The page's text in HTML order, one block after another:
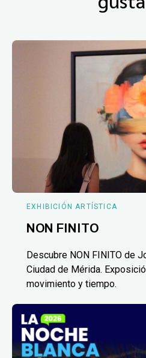
EXHIBICIÓN ARTÍSTICA
NON FINITO
Descubre NON FINITO de
Ciudad de Mérida.
movimiento y tiempo.